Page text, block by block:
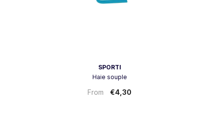
SPORTI
Haie souple
From €4,30